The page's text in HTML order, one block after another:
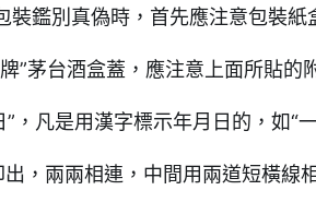
鑑別真偽時，首先應注意包裝
”茅台酒盒蓋，應注意上面所貼的
，凡是用漢字標示年月日的，如“
，兩兩相連，中間用兩道短橫線